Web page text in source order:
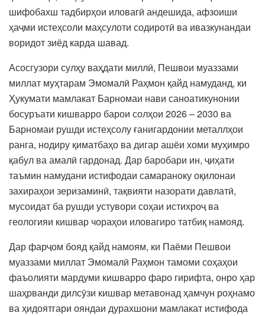
шифобахш тадбирҳои иловагӣ андешида, афзоиши
ҳаҷми истеҳсоли маҳсулоти содиротӣ ва ивазкунандаи
воридот зиёд карда шавад.
Асосгузори сулҳу ваҳдати миллӣ, Пешвои муаззами
миллат муҳтарам Эмомалӣ Раҳмон қайд намуданд, ки
Ҳукумати мамлакат Барномаи нави саноатикунонии
босуръати кишварро барои солҳои 2026 – 2030 ва
Барномаи рушди истеҳсолу ғанигардонии металлҳои
ранга, нодиру қиматбаҳо ва дигар ашёи хоми муҳимро
қабул ва амалӣ гардонад. Дар баробари ин, ҷиҳати
таъмин намудани истифодаи самараноку оқилонаи
захираҳои зеризаминӣ, тақвияти назорати давлатӣ,
мусоидат ба рушди устувори соҳаи истихроҷ ва
геологияи кишвар чораҳои иловагиро татбиқ намояд.
Дар фарҷом бояд қайд намоям, ки Паёми Пешвои
муаззами миллат Эмомалӣ Раҳмон тамоми соҳаҳои
фаъолияти мардуми кишварро фаро гирифта, онро ҳар
шаҳрванди дилсӯзи кишвар метавонад ҳамчун роҳнамо
ва ҳидоятгари ояндаи дурахшони мамлакат истифода